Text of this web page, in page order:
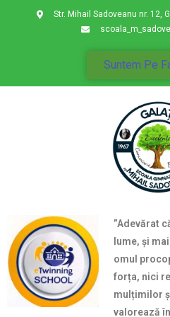
Suntem Pe
Str. Mihail Sadoveanu nr. 12,
”Adevărat
lume, și
omul
forța, nici
mulțimilor
valorează